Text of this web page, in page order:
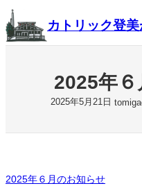
内
容
を
カトリック登
2025年
2025年5月21日
2025年６月のお知らせ